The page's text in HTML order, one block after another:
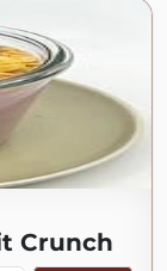
Crunch